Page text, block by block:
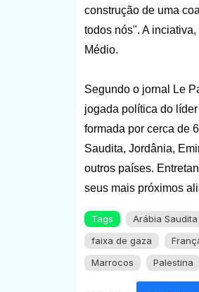
construção de uma
todos nós". A
Médio.
Segundo o jornal Le
jogada política do
formada por cerca de
Saudita, Jordânia,
outros países.
seus mais próximos
Tags Arábia Saudita
faixa de gaza
Marrocos
Palestina